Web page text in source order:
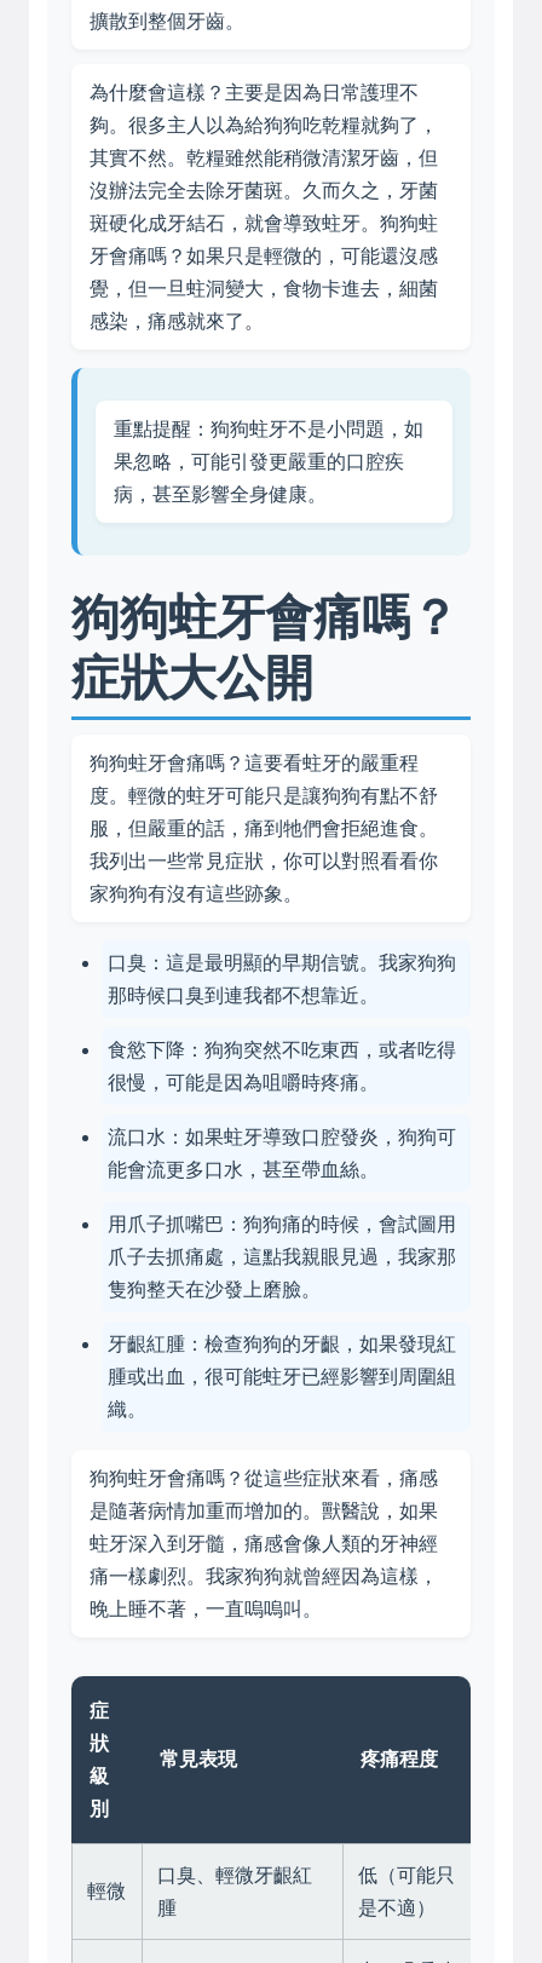
擴散到整個牙齒。
為什麼會這樣？主要是因為日常護理不
夠。很多主人以為給狗狗吃乾糧就夠了，
其實不然。乾糧雖然能稍微清潔牙齒，但
沒辦法完全去除牙菌斑。久而久之，牙菌
斑硬化成牙結石，就會導致蛀牙。狗狗蛀
牙會痛嗎？如果只是輕微的，可能還沒感
覺，但一旦蛀洞變大，食物卡進去，細菌
感染，痛感就來了。
重點提醒：狗狗蛀牙不是小問題，如
果忽略，可能引發更嚴重的口腔疾
病，甚至影響全身健康。
狗狗蛀牙會痛嗎？
症狀大公開
狗狗蛀牙會痛嗎？這要看蛀牙的嚴重程
度。輕微的蛀牙可能只是讓狗狗有點不舒
服，但嚴重的話，痛到牠們會拒絕進食。
我列出一些常見症狀，你可以對照看看你
家狗狗有沒有這些跡象。
口臭：這是最明顯的早期信號。我家狗狗
那時候口臭到連我都不想靠近。
食慾下降：狗狗突然不吃東西，或者吃得
很慢，可能是因為咀嚼時疼痛。
流口水：如果蛀牙導致口腔發炎，狗狗可
能會流更多口水，甚至帶血絲。
用爪子抓嘴巴：狗狗痛的時候，會試圖用
爪子去抓痛處，這點我親眼見過，我家那
隻狗整天在沙發上磨臉。
牙齦紅腫：檢查狗狗的牙齦，如果發現紅
腫或出血，很可能蛀牙已經影響到周圍組
織。
狗狗蛀牙會痛嗎？從這些症狀來看，痛感
是隨著病情加重而增加的。獸醫說，如果
蛀牙深入到牙髓，痛感會像人類的牙神經
痛一樣劇烈。我家狗狗就曾經因為這樣，
晚上睡不著，一直嗚嗚叫。
症
狀
級
別
常見表現 疼痛程度
輕微
口臭、輕微牙齦紅
腫
低（可能只
是不適）